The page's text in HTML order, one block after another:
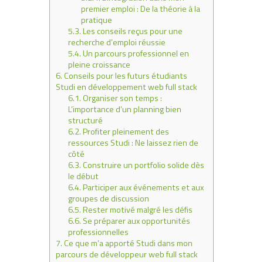
premier emploi : De la théorie à la
pratique
5.3.Les conseils reçus pour une
recherche d’emploi réussie
5.4.Un parcours professionnel en
pleine croissance
6.Conseils pour les futurs étudiants
Studi en développement web full stack
6.1.Organiser son temps :
L’importance d’un planning bien
structuré
6.2.Profiter pleinement des
ressources Studi : Ne laissez rien de
côté
6.3.Construire un portfolio solide dès
le début
6.4.Participer aux événements et aux
groupes de discussion
6.5.Rester motivé malgré les défis
6.6. Se préparer aux opportunités
professionnelles
7.Ce que m’a apporté Studi dans mon
parcours de développeur web full stack